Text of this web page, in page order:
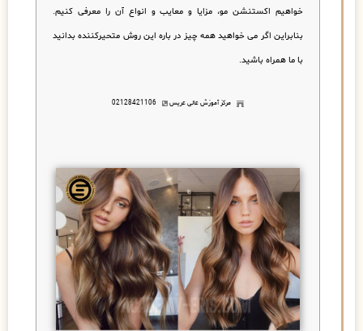
خواهیم اکستنشن مو، مزایا و معایب و انواع آن را معرفی کنیم.
بنابراین اگر می خواهید همه چیز در باره این روش متحیرکننده بدانید
با ما همراه باشید.
مرکز آموزش عالی عریس 02128421106